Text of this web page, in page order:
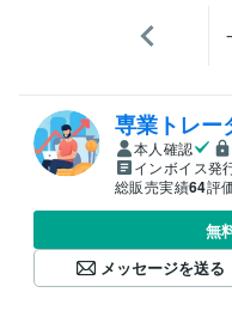
専業トレ
本人確認
インボイス発
総販売実績64評
無
メッセージを送る